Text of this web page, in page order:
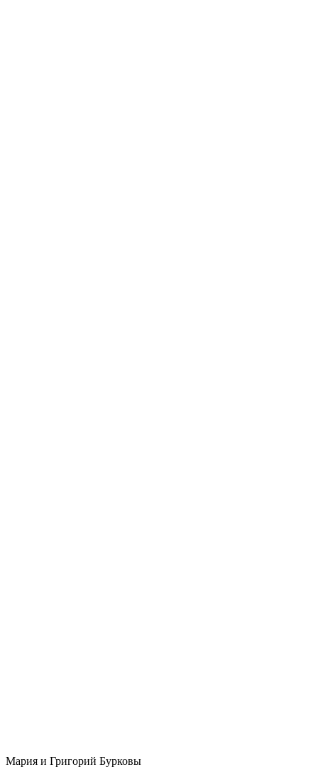
Мария и Григорий Бурковы